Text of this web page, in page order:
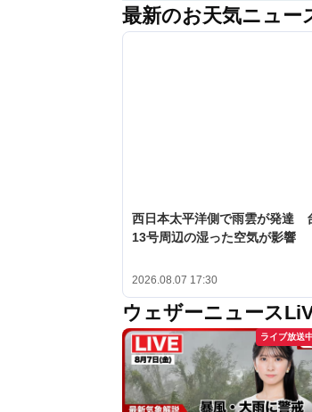
最新のお天気ニュー
西日本太平洋側で雨雲が発達
13号周辺の湿った空気が影響
2026.08.07 17:30
ウェザーニュース
ライブ放送中